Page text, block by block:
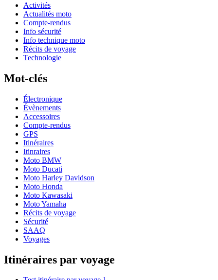
Activités
Actualités moto
Compte-rendus
Info sécurité
Info technique moto
Récits de voyage
Technologie
Mot-clés
Électronique
Évènements
Accessoires
Compte-rendus
GPS
Itinéraires
Itinraires
Moto BMW
Moto Ducati
Moto Harley Davidson
Moto Honda
Moto Kawasaki
Moto Yamaha
Récits de voyage
Sécurité
SAAQ
Voyages
Itinéraires par voyage